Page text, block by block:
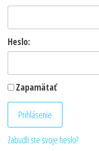
Heslo:
Zapamätať
Zabudli ste svoje heslo?